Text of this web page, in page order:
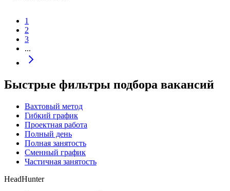
1
2
3
...
Быстрые фильтры подбора вакансий
Вахтовый метод
Гибкий график
Проектная работа
Полный день
Полная занятость
Сменный график
Частичная занятость
HeadHunter